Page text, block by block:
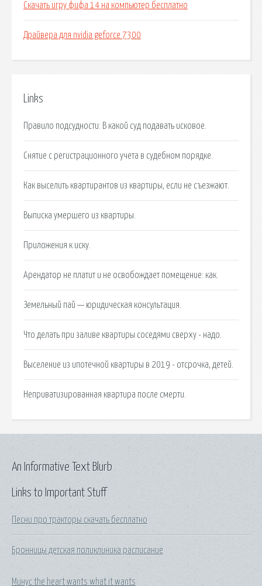
Скачать игру фифа 14 на компьютер бесплатно
Драйвера для nvidia geforce 7300
Links
Правило подсудности: В какой суд подавать исковое.
Снятие с регистрационного учета в судебном порядке.
Как выселить квартирантов из квартиры, если не съезжают.
Выписка умершего из квартиры.
Приложения к иску.
Арендатор не платит и не освобождает помещение: как.
Земельный пай — юридическая консультация.
Что делать при заливе квартиры соседями сверху - надо.
Выселение из ипотечной квартиры в 2019 - отсрочка, детей.
Неприватизированная квартира после смерти.
Links to Important Stuff
Песни про тракторы скачать бесплатно
Бронницы детская поликлиника расписание
Минус the heart wants what it wants
An Informative Text Blurb